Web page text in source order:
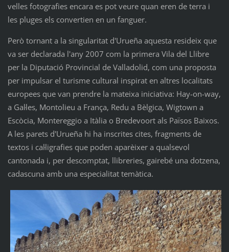
velles fotografies encara es pot veure quan eren de terra i
les pluges els convertien en un fanguer.
Però tornant a la singularitat d'Urueña aquesta resideix que
va ser declarada l'any 2007 com la primera Vila del Llibre
per la Diputació Provincial de Valladolid, com una proposta
per impulsar el turisme cultural inspirat en altres localitats
europees que van prendre la mateixa iniciativa: Hay-on-way,
a Gal·les, Montolieu a França, Redu a Bèlgica, Wigtown a
Escòcia, Montereggio a Itàlia o Bredevoort als Països Baixos.
A les parets d'Urueña hi ha inscrites cites, fragments de
textos i cal·ligrafies que poden aparèixer a qualsevol
cantonada i, per descomptat, llibreries, gairebé una dotzena,
cadascuna amb una especialitat temàtica.